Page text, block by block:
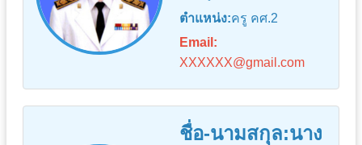
ตำแหน่ง:ครู คศ.2
Email:
XXXXXX@gmail.com
ชื่อ-นามสกุล:นาง